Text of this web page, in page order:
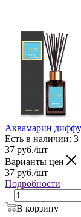
Аквамарин
Есть в наличии: 3
37 руб./шт
Варианты цен
37 руб./шт
Подробности
В корзину